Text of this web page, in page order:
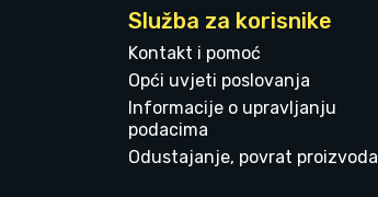
Služba za korisnike
Kontakt i pomoć
Opći uvjeti poslovanja
Informacije o upravljanju
podacima
Odustajanje, povrat proizvoda